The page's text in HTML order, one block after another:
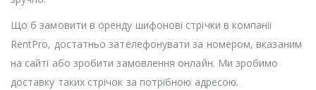
Що б замовити в оренду шифонові стрічки в компанії
RentPro, достатньо зателефонувати за номером, вказаним
на сайті або зробити замовлення онлайн. Ми зробимо
доставку таких стрічок за потрібною адресою.